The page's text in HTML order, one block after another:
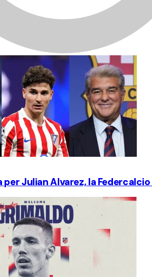
per Julian Alvarez, la